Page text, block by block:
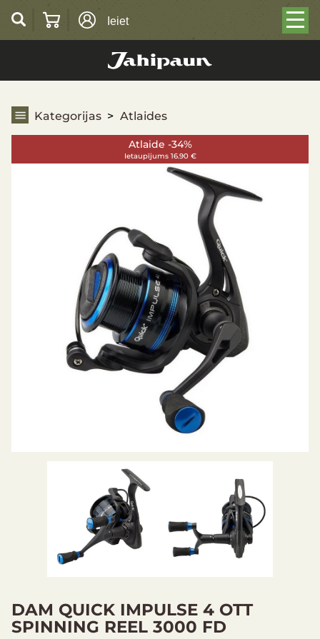
Ieiet
Kategorijas Atlaides
Atlaide -34%
Ietaupījums 16.90 €
DAM QUICK IMPULSE 4 OTT
SPINNING REEL 3000 FD